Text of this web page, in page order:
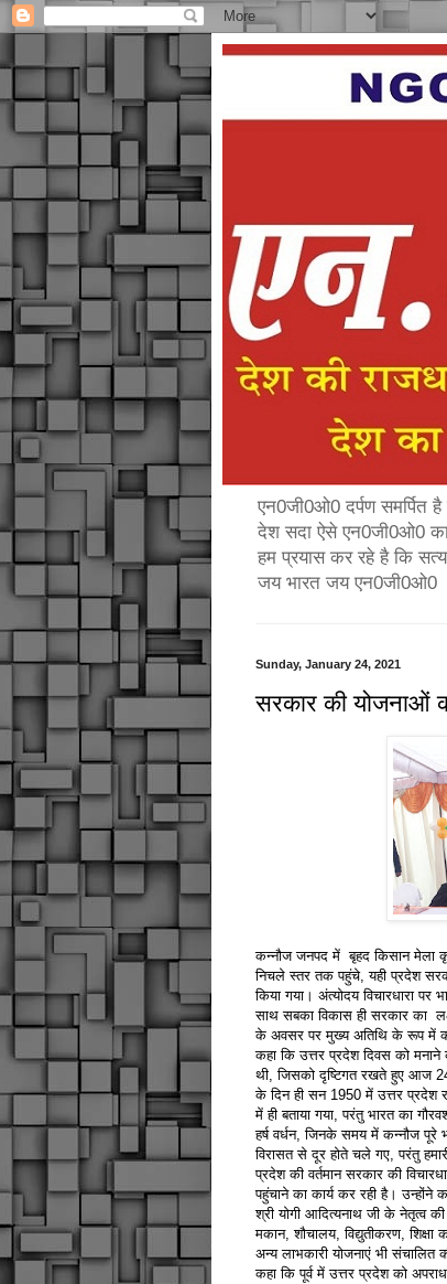
एन0जी0ओ0 दर्पण समर्पित
देश सदा ऐसे एन0जी0ओ0
हम प्रयास कर रहे है कि
जय भारत जय एन0जी0ओ0
Sunday, January 24, 2021
सरकार की योजनाओं
कन्नौज जनपद में बृहद किसान मेला
निचले स्तर तक पहुंचे, यही प्रदेश
किया गया। अंत्योदय विचारधारा
साथ सबका विकास ही सरकार का
के अवसर पर मुख्य अतिथि के रूप में
कहा कि उत्तर प्रदेश दिवस को
थी, जिसको दृष्टिगत रखते हुए आज
के दिन ही सन 1950 में उत्तर प्रदेश
में ही बताया गया, परंतु भारत का
हर्ष वर्धन, जिनके समय में कन्नौज पूरे
विरासत से दूर होते चले गए, परंतु
प्रदेश की वर्तमान सरकार की
पहुंचाने का कार्य कर रही है। उन्होंने
श्री योगी आदित्यनाथ जी के नेतृत्व
मकान, शौचालय, विद्युतीकरण,
अन्य लाभकारी योजनाएं भी
कहा कि पूर्व में उत्तर प्रदेश को